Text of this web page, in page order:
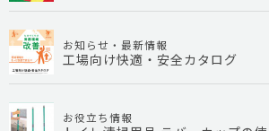
お知らせ・最新情報
工場向け快適・安全カタログ
お役立ち情報